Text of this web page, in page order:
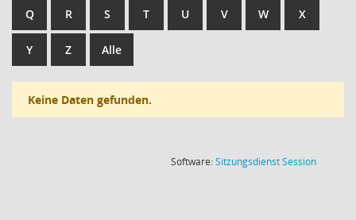
Q R S T U V W X
Y Z Alle
Keine Daten gefunden.
Software:SitzungsdienstSession(Wird in